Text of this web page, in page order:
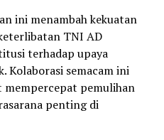
ini menambah kekuatan
TNI AD
terhadap upaya
Kolaborasi semacam ini
mempercepat pemulihan
penting di